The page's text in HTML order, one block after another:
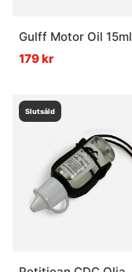
Gulff Motor Oil 15ml
179 kr
Slutsåld